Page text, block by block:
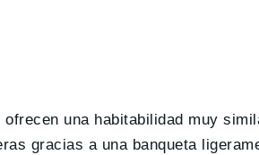
una habitabilidad muy
gracias a una banqueta